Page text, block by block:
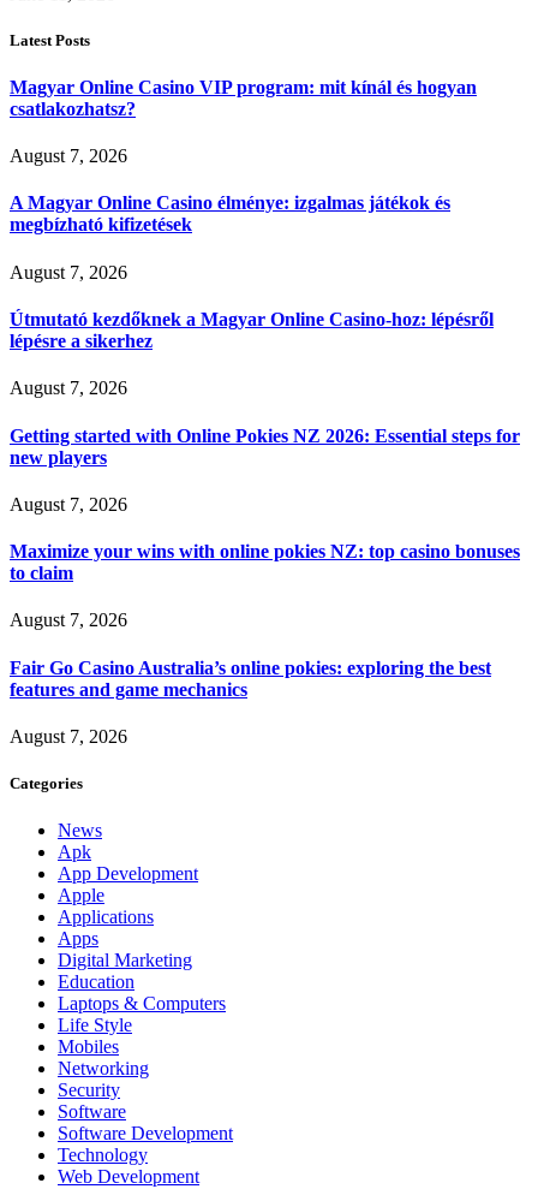
Latest Posts
Magyar Online Casino VIP program: mit kínál és hogyan
csatlakozhatsz?
August 7, 2026
A Magyar Online Casino élménye: izgalmas játékok és
megbízható kifizetések
August 7, 2026
Útmutató kezdőknek a Magyar Online Casino-hoz: lépésről
lépésre a sikerhez
August 7, 2026
Getting started with Online Pokies NZ 2026: Essential steps for
new players
August 7, 2026
Maximize your wins with online pokies NZ: top casino bonuses
to claim
August 7, 2026
Fair Go Casino Australia’s online pokies: exploring the best
features and game mechanics
August 7, 2026
Categories
News
Apk
App Development
Apple
Applications
Apps
Digital Marketing
Education
Laptops & Computers
Life Style
Mobiles
Networking
Security
Software
Software Development
Technology
Web Development